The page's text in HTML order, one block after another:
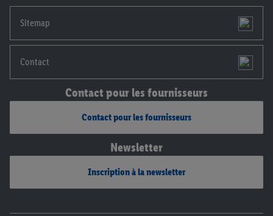
Sitemap
Contact
Contact pour les fournisseurs
Contact pour les fournisseurs
Newsletter
Inscription à la newsletter
mentions légales, c’est ici.